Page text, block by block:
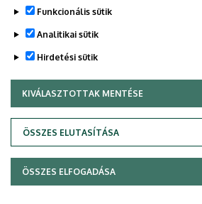
Adatvédelem
Copyright © 2026 Unideb
Funkcionális sütik
Analitikai sütik
Hirdetési sütik
KIVÁLASZTOTTAK MENTÉSE
ÖSSZES ELUTASÍTÁSA
WITHDRAW CONSENT
ÖSSZES ELFOGADÁSA